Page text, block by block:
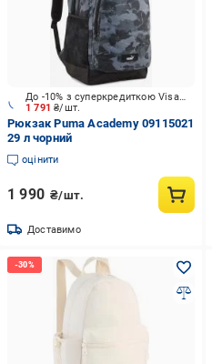
1 791₴/шт.
До -10% з суперкредиткою Visa Вигода
Рюкзак Puma Academy 09115021
29 л чорний
оцінити
1 990 ₴/шт.
Доставимо